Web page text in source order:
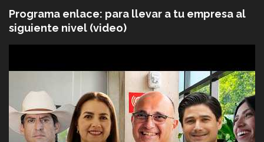
Programa enlace: para llevar a tu empresa al
siguiente nivel (video)